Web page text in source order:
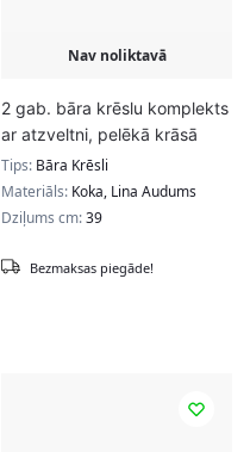
Nav noliktavā
2 gab. bāra krēslu komplekts
ar atzveltni, pelēkā krāsā
Tips: Bāra Krēsli
Materiāls: Koka, Lina Audums
Dziļums cm:39
Bezmaksas piegāde!